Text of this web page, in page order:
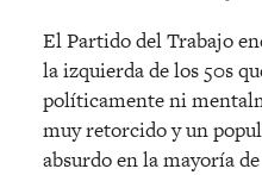
El Partido del Trabajo
la izquierda de los 50s
políticamente ni
muy retorcido y un
absurdo en la mayoría